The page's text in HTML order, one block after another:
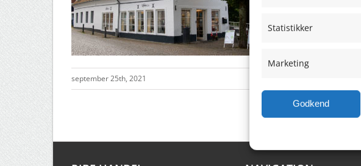
Statistikker
Marketing
Godkend
september 25th, 2021